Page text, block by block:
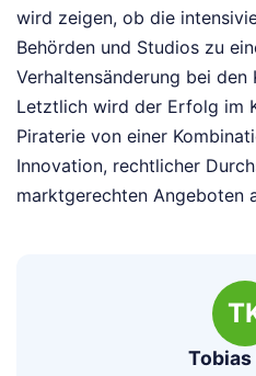
wird zeigen, ob die
Behörden und Studios zu
Verhaltensänderung bei den
Letztlich wird der Erfolg im
Piraterie von einer
Innovation, rechtlicher
marktgerechten Angeboten
Tobias